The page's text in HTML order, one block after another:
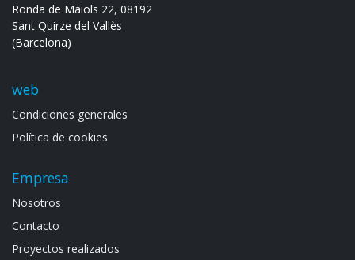
Ronda de Maiols 22, 08192
Sant Quirze del Vallès
(Barcelona)
web
Condiciones generales
Política de cookies
Empresa
Noso​tros
Contacto
Proyectos realizados